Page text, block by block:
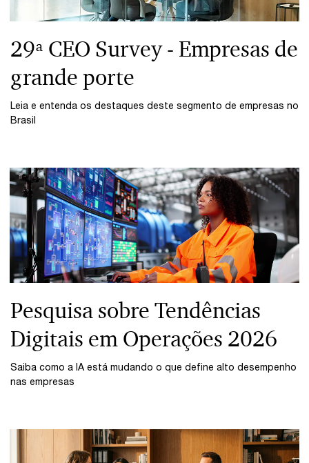
29ª CEO Survey - Empresas de
grande porte
Leia e entenda os destaques deste segmento de empresas no
Brasil
Pesquisa sobre Tendências
Digitais em Operações 2026
Saiba como a IA está mudando o que define alto desempenho
nas empresas